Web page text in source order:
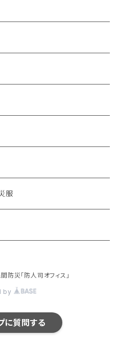
服
災「防人司オフィス」
by
に質問する